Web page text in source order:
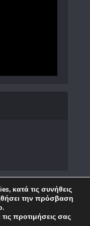
κατά τις συνήθεις
την πρόσβαση
τις προτιμήσεις σας